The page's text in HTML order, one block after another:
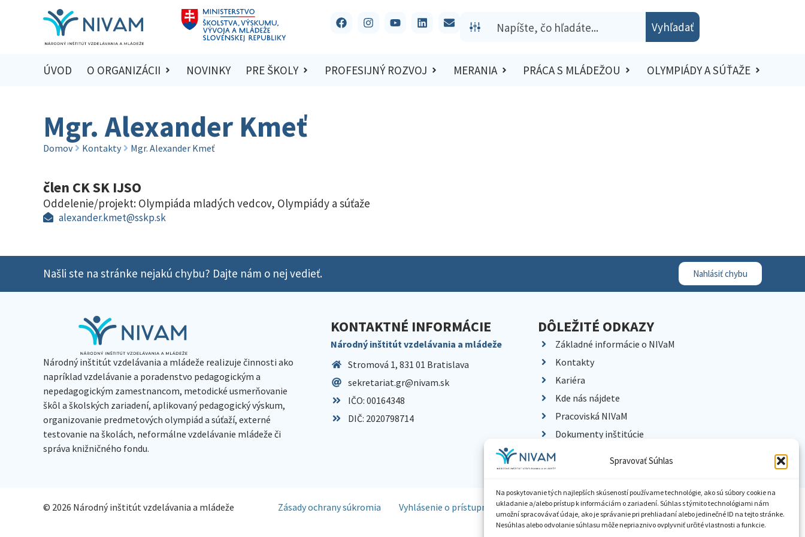
Spravovať Súhlas
Na poskytovanie tých najlepších skúseností používame technológie, ako sú súbory cookie na
ukladanie a/alebo prístup k informáciám o zariadení. Súhlas s týmito technológiami nám
umožní spracovávať údaje, ako je správanie pri prehliadaní alebo jedinečné ID na tejto stránke.
Nesúhlas alebo odvolanie súhlasu môže nepriaznivo ovplyvniť určité vlastnosti a funkcie.
Vyhľadať
ÚVOD O ORGANIZÁCII NOVINKY PRE ŠKOLY PROFESIJNÝ ROZVOJ MERANIA PRÁCA S MLÁDEŽOU OLYMPIÁDY A SÚŤAŽE
Mgr. Alexander Kmeť
Domov Kontakty Mgr. Alexander Kmeť
člen CK SK IJSO
Oddelenie/projekt: Olympiáda mladých vedcov, Olympiády a súťaže
alexander.kmet@sskp.sk
Našli ste na stránke nejakú chybu? Dajte nám o nej vedieť. Nahlásiť chybu
Národný inštitút vzdelávania a mládeže realizuje činnosti ako
napríklad vzdelávanie a poradenstvo pedagogickým a
nepedagogickým zamestnancom, metodické usmerňovanie
škôl a školských zariadení, aplikovaný pedagogický výskum,
organizovanie predmetových olympiád a súťaží, externé
testovanie na školách, neformálne vzdelávanie mládeže či
správa knižničného fondu.
KONTAKTNÉ INFORMÁCIE
Národný inštitút vzdelávania a mládeže
Stromová 1, 831 01 Bratislava
sekretariat.gr@nivam.sk
IČO: 00164348
DIČ: 2020798714
DÔLEŽITÉ ODKAZY
Základné informácie o NIVaM
Kontakty
Kariéra
Kde nás nájdete
Pracoviská NIVaM
Dokumenty inštitúcie
Knižnica
© 2026 Národný inštitút vzdelávania a mládeže Zásady ochrany súkromia Vyhlásenie o prístupnosti Sprístupnenie informácií Nastavenia cookies GDPR